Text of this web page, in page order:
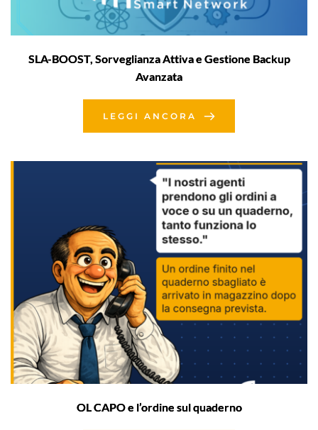
SLA-BOOST, Sorveglianza Attiva e Gestione Backup
Avanzata
LEGGI ANCORA
OL CAPO e l’ordine sul quaderno